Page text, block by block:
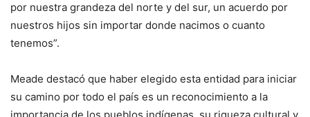
por nuestra grandeza del norte y del sur, un acuerdo por
nuestros hijos sin importar donde nacimos o cuanto
tenemos”.
Meade destacó que haber elegido esta entidad para iniciar
su camino por todo el país es un reconocimiento a la